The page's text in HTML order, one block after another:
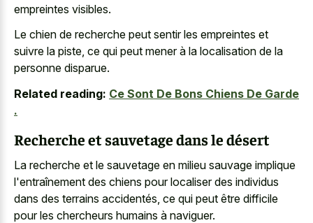
empreintes visibles.
Le chien de recherche peut sentir les empreintes et
suivre la piste, ce qui peut mener à la localisation de la
personne disparue.
Related reading: Ce Sont De Bons Chiens De Garde
.
Recherche et sauvetage dans le désert
La recherche et le sauvetage en milieu sauvage implique
l'entraînement des chiens pour localiser des individus
dans des terrains accidentés, ce qui peut être difficile
pour les chercheurs humains à naviguer.